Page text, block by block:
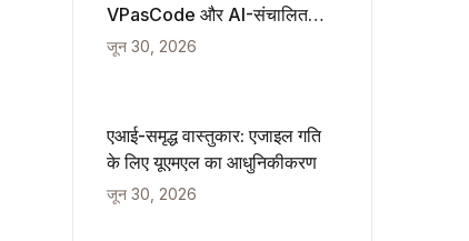
VPasCode और AI-संचालित
आरेखण का एक हाथ से लेखा जांच
जून 30, 2026
एआई-समृद्ध वास्तुकार: एजाइल गति
के लिए यूएमएल का आधुनिकीकरण
जून 30, 2026